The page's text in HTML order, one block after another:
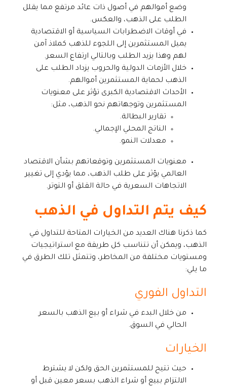
وضع أموالهم في أصول ذات عائد مرتفع مما يقلل
الطلب على الذهب، والعكس.
في أوقات الاضطرابات السياسية أو الاقتصادية
يميل المستثمرين إلى اللجوء للذهب كملاذ آمن
لهم وهذا يزيد الطلب وبالتالي ارتفاع السعر.
خلال الأزمات الدولية والحروب يزداد الطلب على
الذهب لحماية المستثمرين أموالهم.
الأحداث الاقتصادية الكبرى تؤثر على معنويات
المستثمرين وتوجهاتهم نحو الذهب، مثل:
تقارير البطالة.
الناتج المحلي الإجمالي.
معدلات النمو.
معنويات المستثمرين وتوقعاتهم بشأن الاقتصاد
العالمي يؤثر على طلب الذهب، مما يؤدي إلى تغيير
الاتجاهات السعرية في حالة القلق أو التوتر.
كيف يتم التداول في الذهب
كما ذكرنا هناك العديد من الخيارات المتاحة للتداول في
الذهب، ويمكن أن تتناسب كل طريقة مع استراتيجيات
ومستويات مختلفة من المخاطر، وتتمثل تلك الطرق في
ما يلي:
التداول الفوري
من خلال البدء في شراء أو بيع الذهب بالسعر
الحالي في السوق.
الخيارات
حيث تتيح للمستثمرين الحق ولكن لا يشترط
الالتزام ببيع أو شراء الذهب بسعر معين قبل أو